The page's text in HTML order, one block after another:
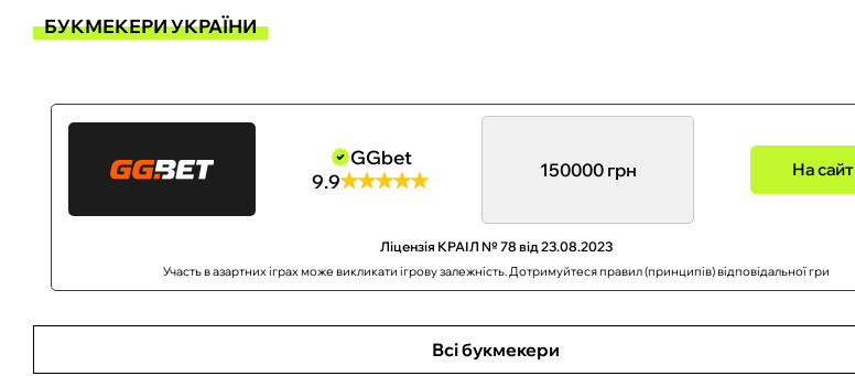
БУКМЕКЕРИ УКРАЇНИ
GGbet
9.9
150000 грн На сайт
Ліцензія КРАІЛ № 78 від 23.08.2023
Участь в азартних іграх може викликати ігрову залежність. Дотримуйтеся правил (принципів) відповідальної гри
Всі букмекери